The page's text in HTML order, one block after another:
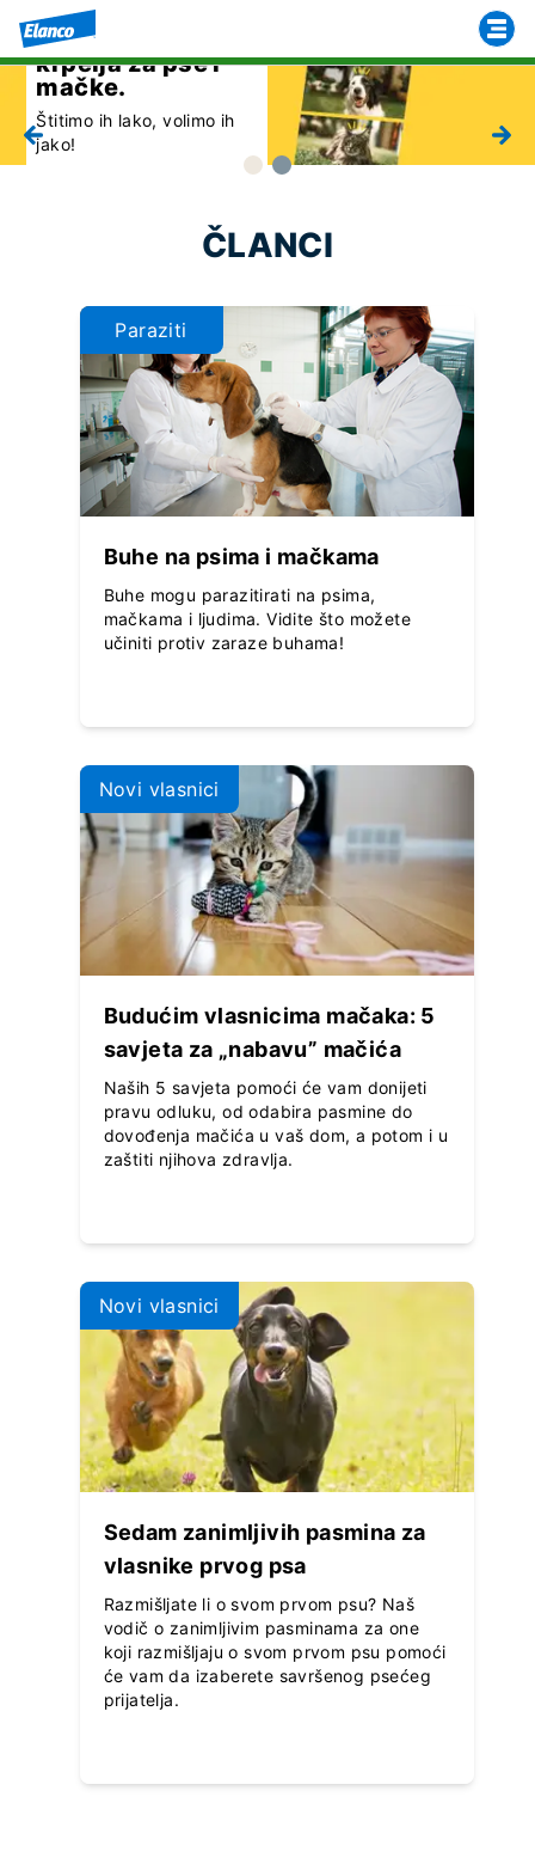
AdTab tableta
protiv buha i
krpelja za pse i
mačke.
Štitimo ih lako, volimo ih
jako!
ČLANCI
Paraziti
Buhe na psima i mačkama
Buhe mogu parazitirati na psima,
mačkama i ljudima. Vidite što možete
učiniti protiv zaraze buhama!
Novi vlasnici
Budućim vlasnicima mačaka: 5
savjeta za „nabavu” mačića
Naših 5 savjeta pomoći će vam donijeti
pravu odluku, od odabira pasmine do
dovođenja mačića u vaš dom, a potom i u
zaštiti njihova zdravlja.
Novi vlasnici
Sedam zanimljivih pasmina za
vlasnike prvog psa
Razmišljate li o svom prvom psu? Naš
vodič o zanimljivim pasminama za one
koji razmišljaju o svom prvom psu pomoći
će vam da izaberete savršenog psećeg
prijatelja.